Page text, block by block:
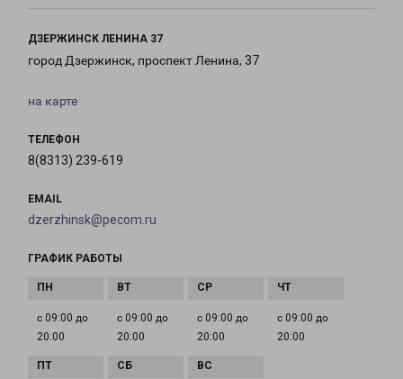
ДЗЕРЖИНСК ЛЕНИНА 37
город Дзержинск, проспект Ленина, 37
на карте
ТЕЛЕФОН
8(8313) 239-619
EMAIL
dzerzhinsk@pecom.ru
ГРАФИК РАБОТЫ
с 09:00 до
20:00
с 09:00 до
20:00
с 09:00 до
20:00
с 09:00 до
20:00